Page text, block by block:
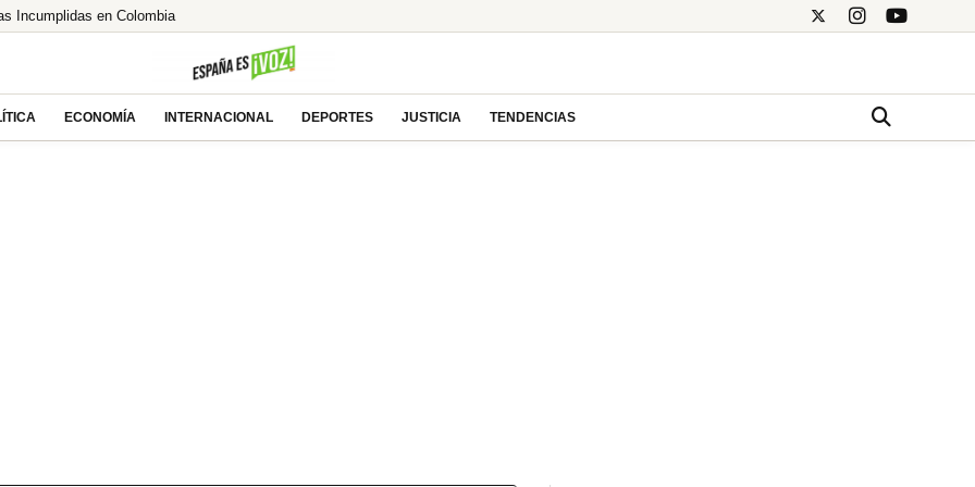
Incumplidas en Colombia
ante las esperanzas de acuerdo entre EEUU
de Brasil! ¿El asalto a los 13€ es inminente?
tras la millonaria compra
saca a Akhannouch de sus vacaciones de lujo
ECONOMÍA INTERNACIONAL DEPORTES JUSTICIA TENDENCIAS